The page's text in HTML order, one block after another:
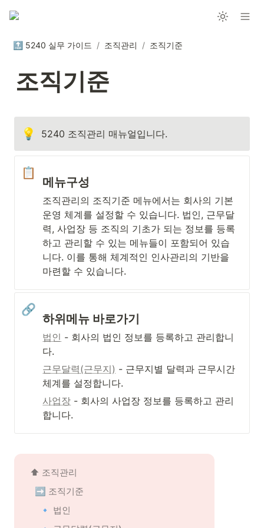
🔝 5240 실무 가이드 / 조직관리 / 조직기준
조직기준
💡 5240 조직관리 매뉴얼입니다.
📋
메뉴구성
조직관리의 조직기준 메뉴에서는 회사의 기본
운영 체계를 설정할 수 있습니다. 법인, 근무달
력, 사업장 등 조직의 기초가 되는 정보를 등록
하고 관리할 수 있는 메뉴들이 포함되어 있습
니다. 이를 통해 체계적인 인사관리의 기반을
마련할 수 있습니다.
🔗
하위메뉴 바로가기
법인 - 회사의 법인 정보를 등록하고 관리합니
다.
근무달력(근무지) - 근무지별 달력과 근무시간
체계를 설정합니다.
사업장 - 회사의 사업장 정보를 등록하고 관리
합니다.
⬆️ 조직관리
➡️ 조직기준
🔹 법인